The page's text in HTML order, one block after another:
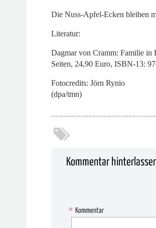
Die Nuss-Apfel-Ecken bleiben
Literatur:
Dagmar von Cramm: Familie in
Seiten, 24,90 Euro, ISBN-13:
Fotocredits: Jörn Rynio
(dpa/tmn)
Kommentar
Kommentar
*